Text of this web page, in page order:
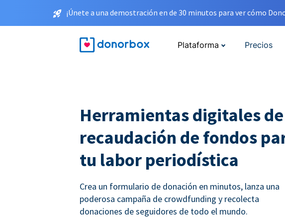
¡Únete a una demostración en de 30 minutos para ver cómo
Plataforma Precios
Herramientas digitales de
recaudación de fondos
tu labor periodística
Crea un formulario de donación en minutos, lanza una
poderosa campaña de crowdfunding y recolecta
donaciones de seguidores de todo el mundo.